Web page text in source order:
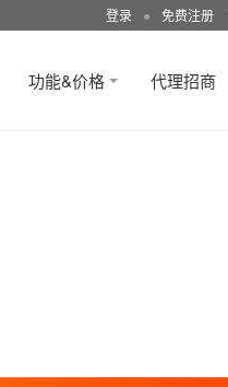
登录 ● 免费注册
功能&价格 代理招商